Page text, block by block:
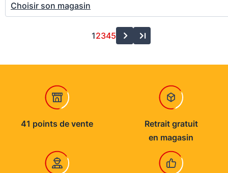
Choisir son magasin
12345
41 points de vente
Retrait gratuit
en magasin